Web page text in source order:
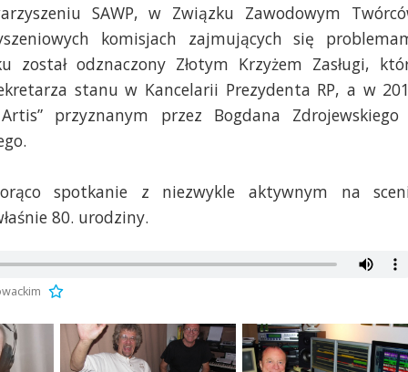
SAWP, w Związku Zawodowym
komisjach zajmujących się
został odznaczony Złotym Krzyżem Zasługi,
stanu w Kancelarii Prezydenta RP, a w
przyznanym przez Bogdana Zdrojewskiego
spotkanie z niezwykle aktywnym na
80. urodziny.